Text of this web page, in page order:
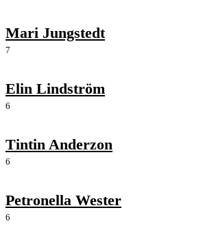
Mari Jungstedt
7
Elin Lindström
6
Tintin Anderzon
6
Petronella Wester
6